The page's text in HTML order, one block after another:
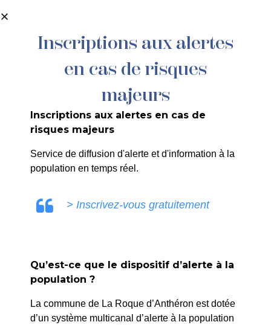
principal
026/2024 : Livraison de Bois – Place
de la République
ULE0V
PRÉCÉDENT
Terrasse
Inscriptions aux alertes
en cas de risques
majeurs
Inscriptions aux alertes en cas de
risques majeurs
Service de diffusion d'alerte et d'information à la
population en temps réel.
> Inscrivez-vous gratuitement
Qu’est-ce que le dispositif d’alerte à la
population ?
La commune de La Roque d’Anthéron est dotée
d’un système multicanal d’alerte à la population